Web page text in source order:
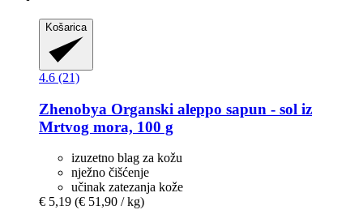
Košarica
4.6 (21)
Zhenobya Organski aleppo sapun -​ sol iz
Mrtvog mora, 100 g
izuzetno blag za kožu
nježno čišćenje
učinak zatezanja kože
€ 5,19 (€ 51,90 / kg)